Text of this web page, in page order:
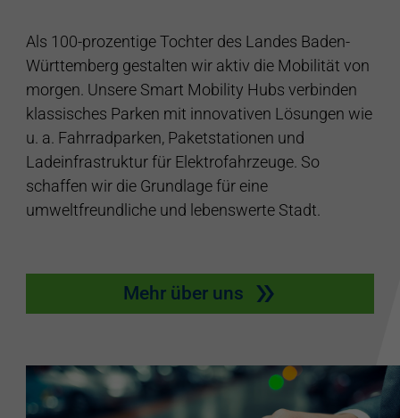
Als 100-prozentige Tochter des Landes Baden-
Württemberg gestalten wir aktiv die Mobilität von
morgen. Unsere Smart Mobility Hubs verbinden
klassisches Parken mit innovativen Lösungen wie
u. a. Fahrradparken, Paketstationen und
Ladeinfrastruktur für Elektrofahrzeuge. So
schaffen wir die Grundlage für eine
umweltfreundliche und lebenswerte Stadt.
Mehr über uns